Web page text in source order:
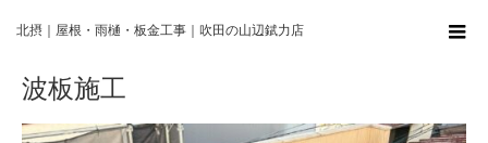
北摂｜屋根・雨樋・板金工事｜吹田の山辺錻力店
波板施工
波板施工